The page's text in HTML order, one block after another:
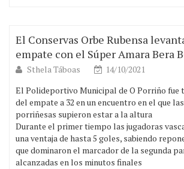
El Conservas Orbe Rubensa
empate con el Súper Amara Bera
Sthela Táboas
14/10/2021
El Polideportivo Municipal de O Porriño fue
del empate a 32 en un encuentro en el que
porriñesas supieron estar a la altura
Durante el primer tiempo las jugadoras
una ventaja de hasta 5 goles, sabiendo
que dominaron el marcador de la segunda
alcanzadas en los minutos finales